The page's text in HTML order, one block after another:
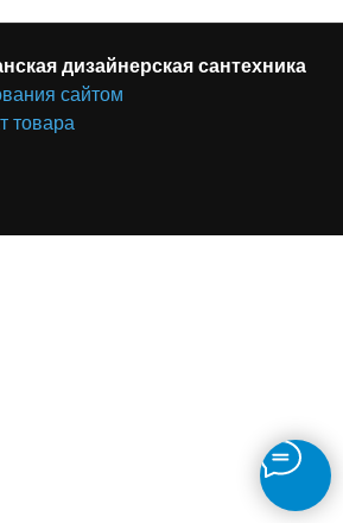
дизайнерская сантехника
сайтом
товара